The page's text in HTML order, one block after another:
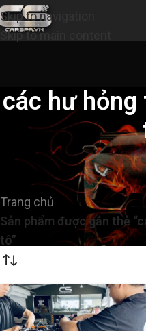
Skip to navigation
Skip to main content
các hư
Trang chủ
Sản phẩm được gắn thẻ
tô”